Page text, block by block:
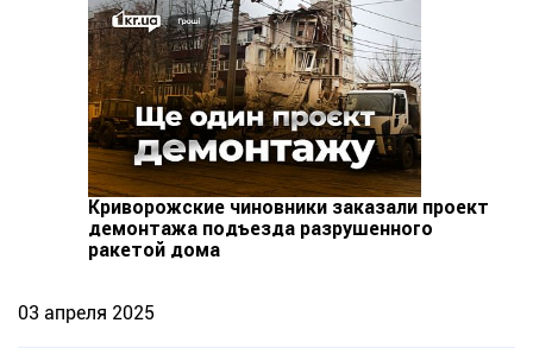
Криворожские чиновники заказали проект
демонтажа подъезда разрушенного
ракетой дома
03 апреля 2025